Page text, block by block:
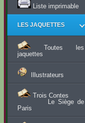
Liste imprimable
LES JAQUETTES
Toutes les
jaquettes
Illustrateurs
Trois Contes
Le Siège de
Paris